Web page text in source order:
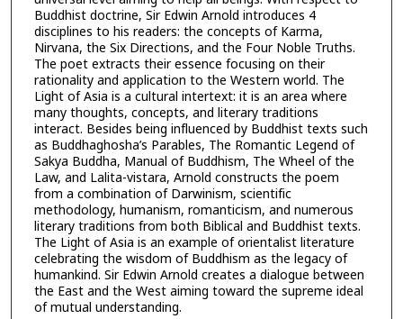
Buddhist doctrine, Sir Edwin Arnold introduces 4
disciplines to his readers: the concepts of Karma,
Nirvana, the Six Directions, and the Four Noble Truths.
The poet extracts their essence focusing on their
rationality and application to the Western world. The
Light of Asia is a cultural intertext: it is an area where
many thoughts, concepts, and literary traditions
interact. Besides being influenced by Buddhist texts such
as Buddhaghosha’s Parables, The Romantic Legend of
Sakya Buddha, Manual of Buddhism, The Wheel of the
Law, and Lalita-vistara, Arnold constructs the poem
from a combination of Darwinism, scientific
methodology, humanism, romanticism, and numerous
literary traditions from both Biblical and Buddhist texts.
The Light of Asia is an example of orientalist literature
celebrating the wisdom of Buddhism as the legacy of
humankind. Sir Edwin Arnold creates a dialogue between
the East and the West aiming toward the supreme ideal
of mutual understanding.